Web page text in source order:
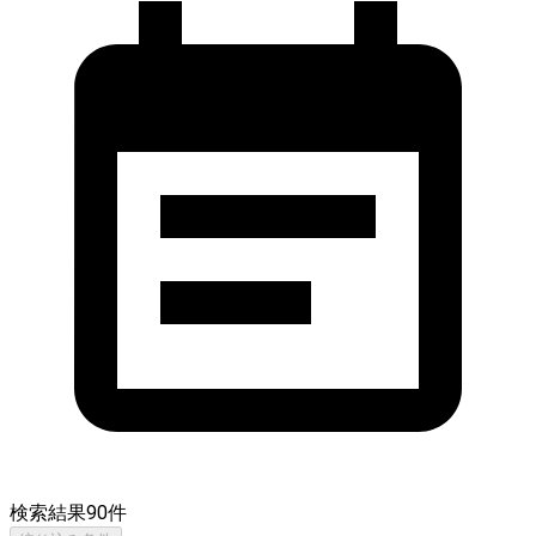
検索結果90件